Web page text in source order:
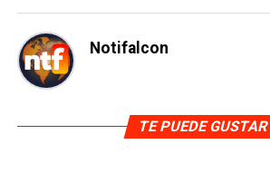
Notifalcon
TE PUEDE GUSTAR